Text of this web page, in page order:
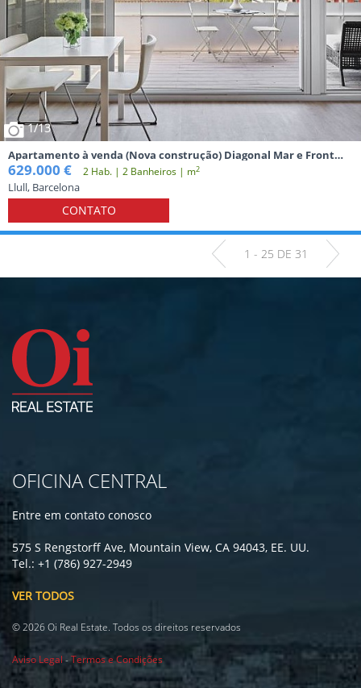
1/13
Apartamento à venda (Nova construção) Diagonal Mar e Front
Marítim de Poblenou Barcelona
629.000 € 2 Hab. | 2 Banheiros | m2
Llull, Barcelona
CONTATO
1 - 25 DE 31
OFICINA CENTRAL
Entre em contato conosco
575 S Rengstorff Ave, Mountain View, CA 94043, EE. UU.
Tel.: +1 (786) 927-2949
VER TODOS
© 2026 Oi Real Estate. Todos os direitos reservados
Aviso Legal -Termos e Condições